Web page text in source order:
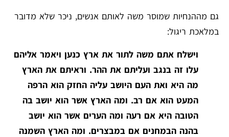
גם מההנחיות שמוסר משה לאותם אנשים, ניכר שלא מדובר
במלאכת ריגול:
וישלח אתם משה לתור את ארץ כנען ויאמר אליהם
עלו זה בנגב ועליתם את ההר. וראיתם את הארץ
מה היא ואת העם היושב עליה החזק הוא הרפה
המעט הוא אם רב. ומה הארץ אשר הוא יושב בה
הטובה היא אם רעה ומה הערים אשר הוא יושב
בהנה הבמחנים אם במבצרים. ומה הארץ השמנה